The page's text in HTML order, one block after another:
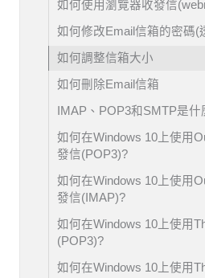
如何使用瀏覽器收發信
如何修改Email信箱的密碼(
如何調整信箱大小
如何刪除Email信箱
IMAP、POP3和SMTP是
如何在Windows 10上使用
發信(POP3)?
如何在Windows 10上使用
發信(IMAP)?
如何在Windows 10上使用
(POP3)?
如何在Windows 10上使用